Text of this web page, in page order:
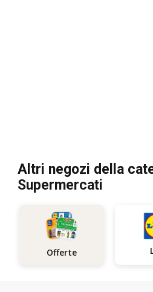
Altri negozi della
Supermercati
Offerte